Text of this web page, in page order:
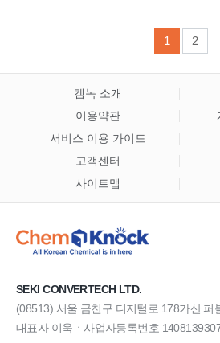
1 2
켐녹 소개
이용약관
서비스 이용 가이드
고객센터
사이트맵
SEKI CONVERTECH LTD.
(08513) 서울 금천구 디지털로 178가산 퍼
대표자 이욱ㆍ사업자등록번호